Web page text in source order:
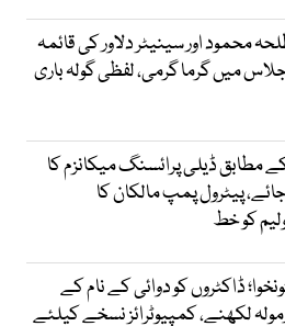
محمود اور سینیٹر دلاور کی قائمہ
میں گرما گرمی، لفظی گولہ باری
ڈیلی پرائسنگ میکانزم کا
جائے، پیٹرول پمپ مالکان کا
کو خط
ڈاکٹروں کو دوائی کے نام کے
لکھنے، کمپیوٹرائز نسخے کیلئے